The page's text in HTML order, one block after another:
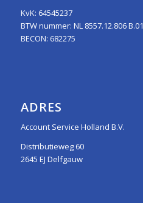
KvK: 64545237
BTW nummer: NL 8557.12.806 B.01
BECON: 682275
ADRES
Account Service Holland B.V.
Distributieweg 60
2645 EJ Delfgauw